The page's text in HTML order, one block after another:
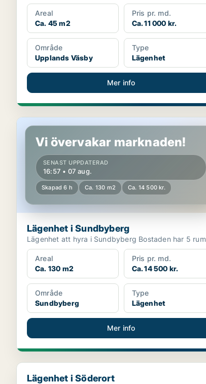
Areal
Ca. 45 m2
Pris pr. md.
Ca. 11 000 kr.
Område
Upplands Väsby
Type
Lägenhet
Mer info
Lägenhet i Sundbyberg
Vi övervakar marknaden!
SENAST UPPDATERAD
16:57 • 07 aug.
Skapad 6 h Ca. 130 m2 Ca. 14 500 kr.
Lägenhet i Sundbyberg
Lägenhet att hyra i Sundbyberg Bostaden har 5 rum
Areal
Ca. 130 m2
Pris pr. md.
Ca. 14 500 kr.
Område
Sundbyberg
Type
Lägenhet
Mer info
Lägenhet i Söderort
Lägenhet i Söderort